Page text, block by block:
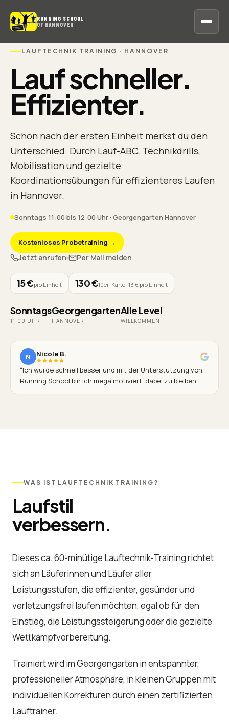
RUNNING SCHOOL
OF HANNOVER
LAUFTECHNIK TRAINING · HANNOVER
Lauf schneller.
Effizienter.
Schon nach der ersten Einheit merkst du den
Unterschied. Durch Lauf-ABC, Technikdrills,
Mobilisation und gezielte
Koordinationsübungen für effizienteres Laufen
in Hannover.
Sonntags 11:00 bis 12:00 Uhr · Georgengarten Hannover
Kostenloses Probetraining →
Jetzt anrufen Per Mail melden
15 €pro Einheit 130 €10er-Karte · 13 € pro Einheit
Sonntags
11:00 UHR
Georgengarten
HANNOVER
Alle Level
WILLKOMMEN
N
Nicole B.
“Ich wurde schnell besser und mit der Unterstützung von
Running School bin ich mega motiviert, dabei zu bleiben.”
WAS IST LAUFTECHNIK TRAINING?
Laufstil
verbessern.
Dieses ca. 60-minütige Lauftechnik-Training richtet
sich an Läuferinnen und Läufer aller
Leistungsstufen, die effizienter, gesünder und
verletzungsfrei laufen möchten, egal ob für den
Einstieg, die Leistungssteigerung oder die gezielte
Wettkampfvorbereitung.
Trainiert wird im Georgengarten in entspannter,
professioneller Atmosphäre, in kleinen Gruppen mit
individuellen Korrekturen durch einen zertifizierten
Lauftrainer.